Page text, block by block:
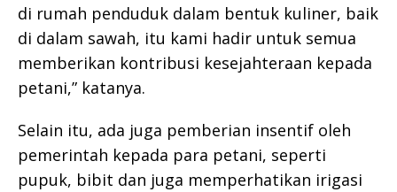
di rumah penduduk dalam bentuk kuliner, baik
di dalam sawah, itu kami hadir untuk semua
memberikan kontribusi kesejahteraan kepada
petani,” katanya.
Selain itu, ada juga pemberian insentif oleh
pemerintah kepada para petani, seperti
pupuk, bibit dan juga memperhatikan irigasi